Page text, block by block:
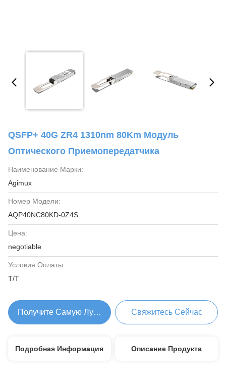
QSFP+ 40G ZR4 1310nm 80Km Модуль
Оптического Приемопередатчика
Наименование Марки:
Agimux
Номер Модели:
AQP40NC80KD-0Z4S
Цена:
negotiable
Условия Оплаты:
T/T
Получите Самую Лучшую ЦенуСвяжитесь Сейчас
Подробная Информация Описание Продукта